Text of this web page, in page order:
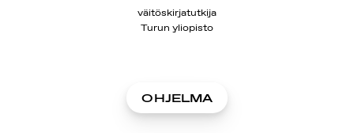
väitöskirjatutkija
Turun yliopisto
OHJELMA